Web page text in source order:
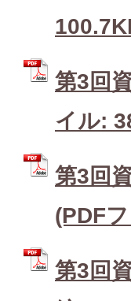
第3回
イル:
第3回
(PDF
第3回